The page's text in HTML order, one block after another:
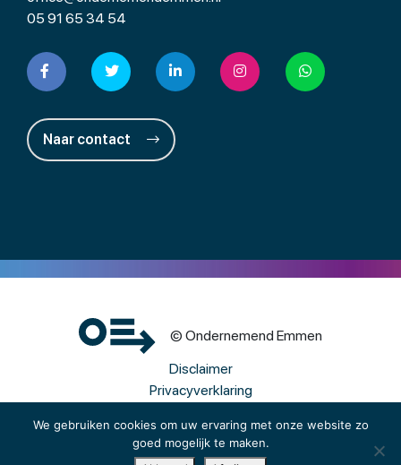
We gebruiken cookies om uw ervaring met onze website zo
goed mogelijk te maken.
05 91 65 34 54
Naar contact
© Ondernemend Emmen
Disclaimer
Privacyverklaring
Een wwwebsite van Webba